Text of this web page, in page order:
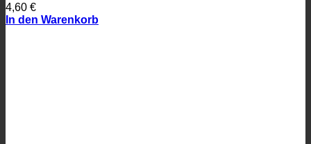
4,60 €
In den Warenkorb